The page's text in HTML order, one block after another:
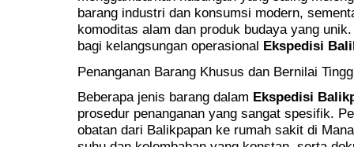
barang industri dan konsumsi modern,
komoditas alam dan produk budaya yang
bagi kelangsungan operasional Ekspedisi
Penanganan Barang Khusus dan Bernilai
Beberapa jenis barang dalam Ekspedisi
prosedur penanganan yang sangat spesifik.
obatan dari Balikpapan ke rumah sakit di